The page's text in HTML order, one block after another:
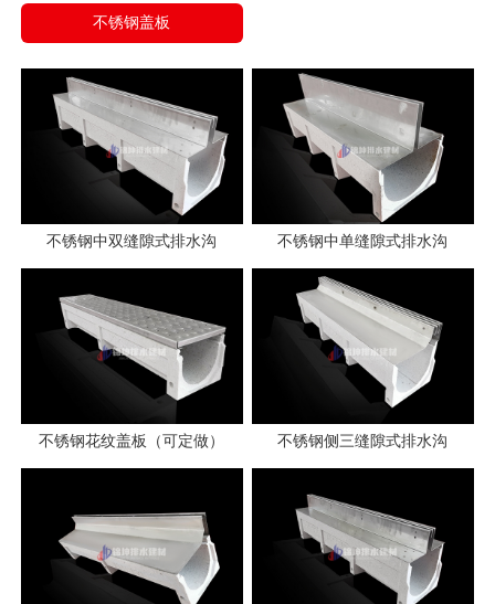
不锈钢盖板
不锈钢中双缝隙式排水沟 不锈钢中单缝隙式排水沟
不锈钢花纹盖板（可定做） 不锈钢侧三缝隙式排水沟